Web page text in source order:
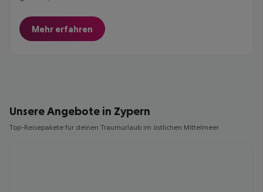
Mehr erfahren
Unsere Angebote in Zypern
Top-Reisepakete für deinen Traumurlaub im östlichen Mittelmeer